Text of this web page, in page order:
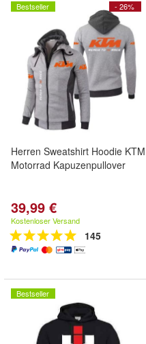
- 26%
Bestseller
Herren Sweatshirt Hoodie KTM
Motorrad Kapuzenpullover
39,99 €
Kostenloser Versand
145
Bestseller